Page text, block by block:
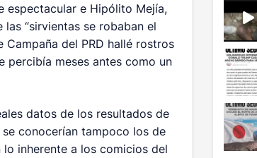
espectacular e Hipólito Mejía,
“sirvientas se robaban el
del PRD hallé rostros
percibía meses antes como un
datos de los resultados de
conocerían tampoco los de
inherente a los comicios del